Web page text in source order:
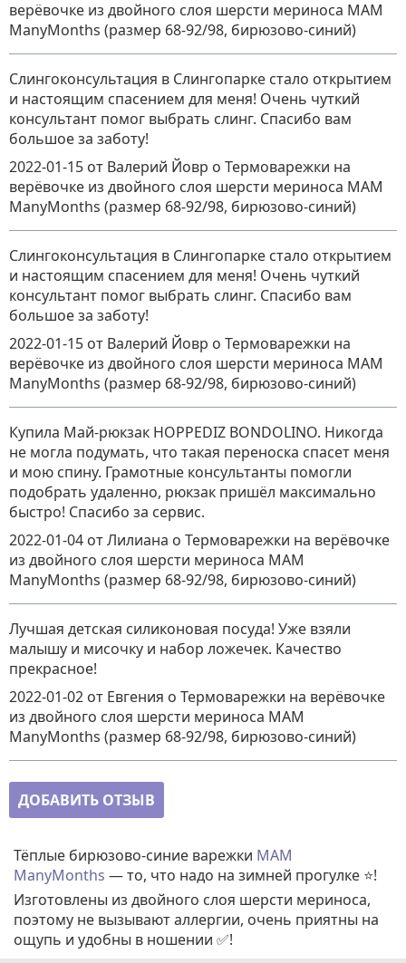
верёвочке из двойного слоя шерсти мериноса MAM
ManyMonths (размер 68-92/98, бирюзово-синий)
Слингоконсультация в Слингопарке стало открытием
и настоящим спасением для меня! Очень чуткий
консультант помог выбрать слинг. Спасибо вам
большое за заботу!
2022-01-15 от Валерий Йовр о Термоварежки на
верёвочке из двойного слоя шерсти мериноса MAM
ManyMonths (размер 68-92/98, бирюзово-синий)
Слингоконсультация в Слингопарке стало открытием
и настоящим спасением для меня! Очень чуткий
консультант помог выбрать слинг. Спасибо вам
большое за заботу!
2022-01-15 от Валерий Йовр о Термоварежки на
верёвочке из двойного слоя шерсти мериноса MAM
ManyMonths (размер 68-92/98, бирюзово-синий)
Купила Май-рюкзак HOPPEDIZ BONDOLINO. Никогда
не могла подумать, что такая переноска спасет меня
и мою спину. Грамотные консультанты помогли
подобрать удаленно, рюкзак пришёл максимально
быстро! Спасибо за сервис.
2022-01-04 от Лилиана о Термоварежки на верёвочке
из двойного слоя шерсти мериноса MAM
ManyMonths (размер 68-92/98, бирюзово-синий)
Лучшая детская силиконовая посуда! Уже взяли
малышу и мисочку и набор ложечек. Качество
прекрасное!
2022-01-02 от Евгения о Термоварежки на верёвочке
из двойного слоя шерсти мериноса MAM
ManyMonths (размер 68-92/98, бирюзово-синий)
ДОБАВИТЬ ОТЗЫВ
Тёплые бирюзово-синие варежки MAM
ManyMonths — то, что надо на зимней прогулке ⭐!
Изготовлены из двойного слоя шерсти мериноса,
поэтому не вызывают аллергии, очень приятны на
ощупь и удобны в ношении ✅!